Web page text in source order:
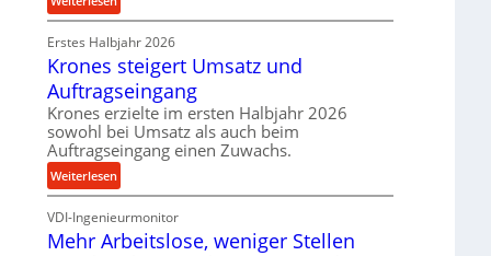
r
o
z
s
s
e
t
r
i
e
b
u
n
d
H
y
d
P
r
ä
i
s
e
u
n
a
Erstes Halbjahr 2026
Krones steigert Umsatz und
Auftragseingang
Krones erzielte im ersten Halbjahr 2026
sowohl bei Umsatz als auch beim
Auftragseingang einen Zuwachs.
Weiterlesen:
K
r
o
VDI-Ingenieurmonitor
Mehr Arbeitslose, weniger Stellen